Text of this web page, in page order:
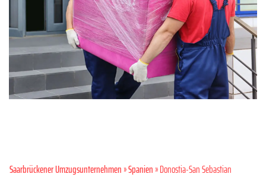
Saarbrückener Umzugsunternehmen»Spanien» Donostia-San Sebastian